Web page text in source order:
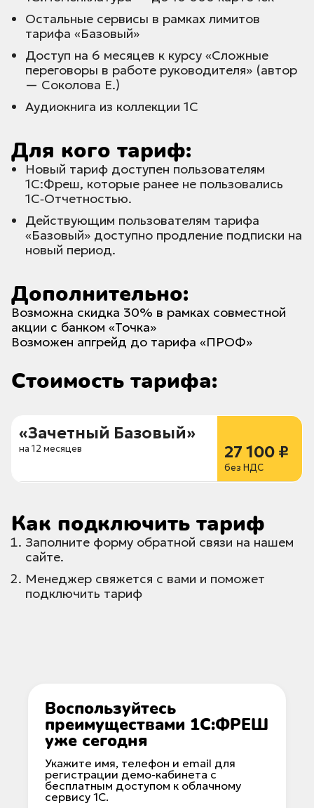
Остальные сервисы в рамках лимитов
тарифа «Базовый»
Доступ на 6 месяцев к курсу «Сложные
переговоры в работе руководителя» (автор
— Соколова Е.)
Аудиокнига из коллекции 1С
Для кого тариф:
Новый тариф доступен пользователям
1С:Фреш, которые ранее не пользовались
1С‑Отчетностью.
Действующим пользователям тарифа
«Базовый» доступно продление подписки на
новый период.
Дополнительно:
Возможна скидка 30% в рамках совместной
акции с банком «Точка»
Возможен апгрейд до тарифа «ПРОФ»
Стоимость тарифа:
«Зачетный Базовый»
на 12 месяцев 27 100 ₽
без НДС
Как подключить тариф
Заполните форму обратной связи на нашем
сайте.
Менеджер свяжется с вами и поможет
подключить тариф
Воспользуйтесь
преимуществами 1С:ФРЕШ
уже сегодня
Укажите имя, телефон и email для
регистрации демо-кабинета с
бесплатным доступом к облачному
сервису 1С.